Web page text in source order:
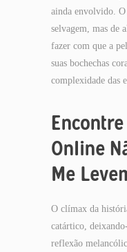
ainda envolvido.
selvagem, mas de
fazer com que a
suas bochechas
complexidade das
Online
Me
O clímax da
catártico,
reflexão